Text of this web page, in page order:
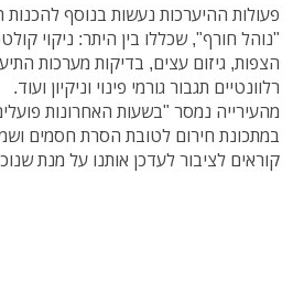
פעולות ההיערכות נעשות בנוסף
"נוהל חורף", שכללו בין היתר: ניקוי
הצפות, גיזום עצים, בדיקות מערכות
רלוונטיים תגבור גורמי פינוי וניקיון ועוד.
מהעירייה נמסר "בשעות האחרונות
במתכונת חירום לטובת הסרת חסמים
קוראים לציבור לעדכן אותנו על מנת